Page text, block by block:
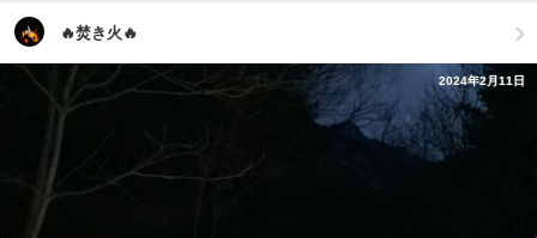
🔥焚き火🔥
2024年2月11日